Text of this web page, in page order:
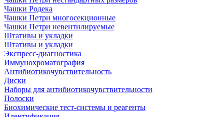
Чашки Родека
Чашки Петри многосекционные
Чашки Петри невентилируемые
Штативы и укладки
Штативы и укладки
Экспресс-диагностика
Иммунохроматография
Антибиотикочувствительность
Диски
Наборы для антибиотикочувствительности
Полоски
Биохимические тест-системы и реагенты